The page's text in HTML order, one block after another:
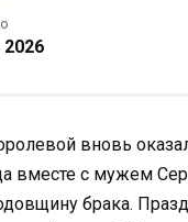
2026
вновь
вместе с мужем
брака.